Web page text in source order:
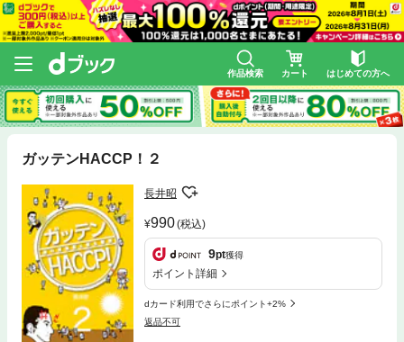
作品検索 カート はじめての方へ
ガッテンHACCP！２
長井昭
990(税込)
9pt獲得
ポイント詳細
dカード利用でさらにポイント+2%
返品不可